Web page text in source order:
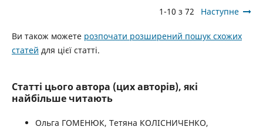
1-10 з 72 Наступне
Ви також можете розпочати розширений пошук схожих
статей для цієї статті.
Статті цього автора (цих авторів), які
найбільше читають
Ольга ГОМЕНЮК, Тетяна КОЛІСНИЧЕНКО,